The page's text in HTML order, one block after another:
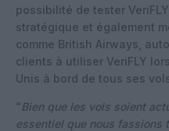
possibilité de tester
stratégique et également
comme British Airways,
clients à utiliser VeriFLY
Unis à bord de tous ses
“Bien que les vols soient
essentiel que nous fassions